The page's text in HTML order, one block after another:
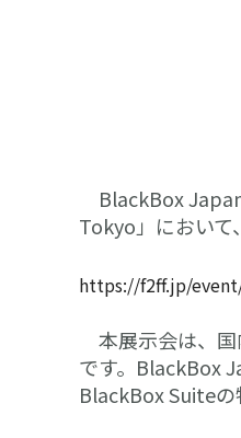
BlackBox
Tokyo」において
https://f2ff.jp/
本展示会は、国
です。BlackBox
BlackBox Suiteの